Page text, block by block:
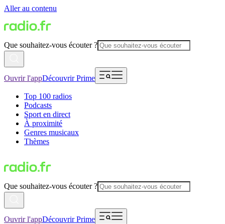
Aller au contenu
Que souhaitez-vous écouter ?
Ouvrir l'appDécouvrir Prime
Top 100 radios
Podcasts
Sport en direct
À proximité
Genres musicaux
Thèmes
Que souhaitez-vous écouter ?
Ouvrir l'appDécouvrir Prime